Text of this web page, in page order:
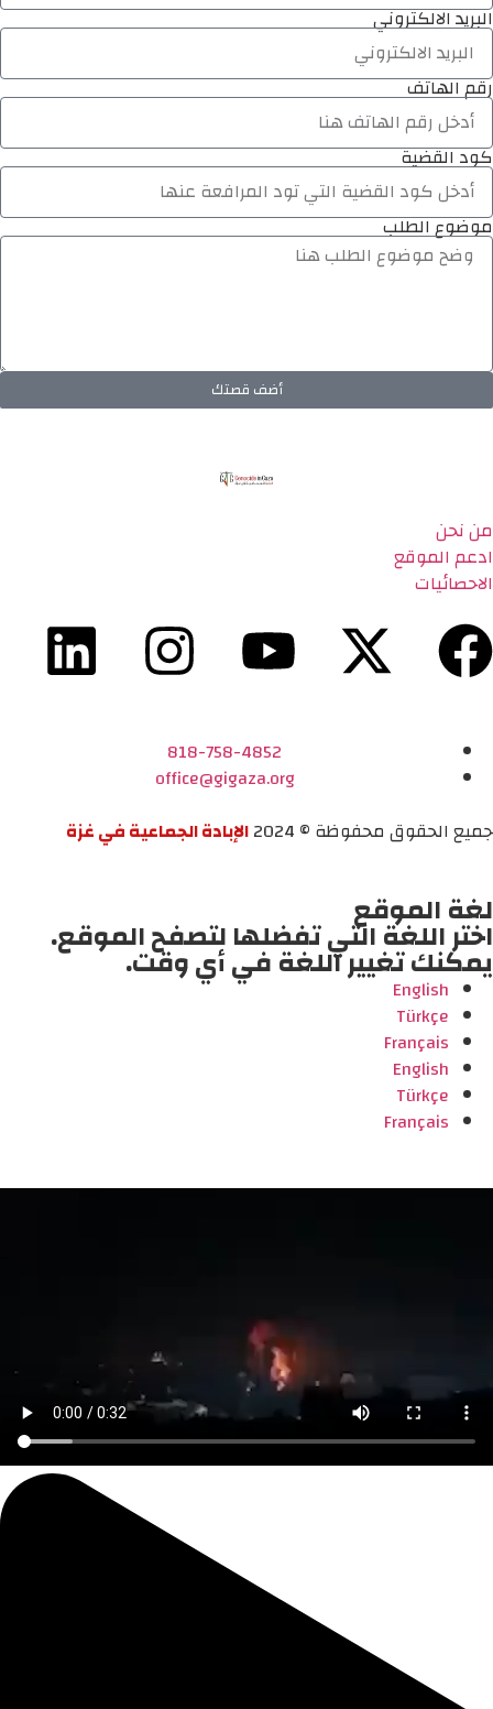
البريد الالكتروني
رقم الهاتف
كود القضية
موضوع الطلب
أضف قصتك
من نحن
ادعم الموقع
الاحصائيات
818-758-4852
office@gigaza.org
جميع الحقوق محفوظة © 2024
الإبادة الجماعية في غزة
لغة الموقع
اختر اللغة التي تفضلها لتصفح الموقع.
يمكنك تغيير اللغة في أي وقت.
English
Türkçe
Français
English
Türkçe
Français